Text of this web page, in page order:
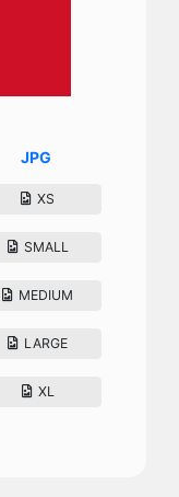
JPG
XS
SMALL
MEDIUM
LARGE
XL